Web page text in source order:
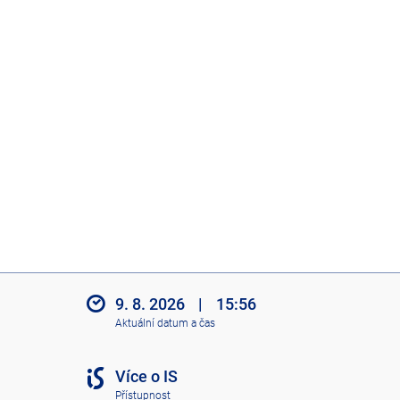
9. 8. 2026 | 15:56
Aktuální datum a čas
Více o IS
Přístupnost